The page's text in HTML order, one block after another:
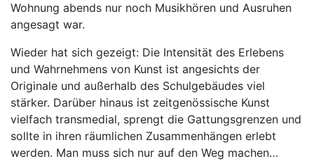
Wohnung abends nur noch Musikhören und Ausruhen
angesagt war.
Wieder hat sich gezeigt: Die Intensität des Erlebens
und Wahrnehmens von Kunst ist angesichts der
Originale und außerhalb des Schulgebäudes viel
stärker. Darüber hinaus ist zeitgenössische Kunst
vielfach transmedial, sprengt die Gattungsgrenzen und
sollte in ihren räumlichen Zusammenhängen erlebt
werden. Man muss sich nur auf den Weg machen…